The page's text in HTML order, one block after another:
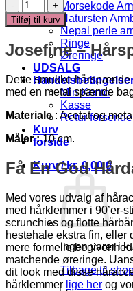
Morsekode
Natursten
Nepal perle
Ringe
Øreringe
UDSALG
Min Konto
Kasse
Retur
Kurv
forside
Kurv /kr.0,00 0
Ingen varer i
Tilbage til
kr. 69,95.kr. 35,00.
Josefine
-
Hårspænde
Tilføj til kurv
Josefine –
Dette smukke hårspænde
med en metal spænde
Materiale: Acetat og
Måler :10 cm.
Få En God
Med vores udvalg af
med hårklemmer i 90’er-
scrunchies og flotte
hestehale ekstra fin,
mere formelle
matchende øreringe.
dit look med disse
hårklemmer lige her og